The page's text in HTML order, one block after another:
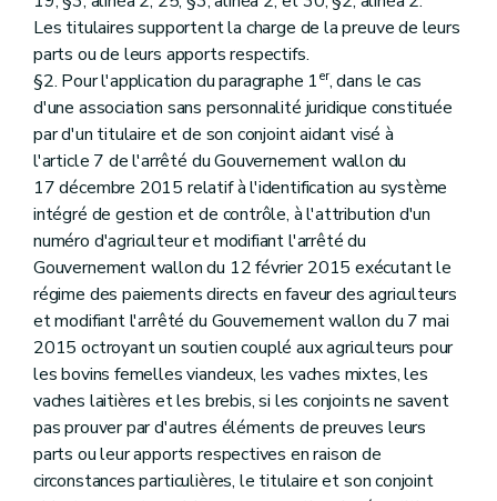
Les titulaires supportent la charge de la preuve de leurs
parts ou de leurs apports respectifs.
§2. Pour l'application du paragraphe 1er, dans le cas
d'une association sans personnalité juridique constituée
par d'un titulaire et de son conjoint aidant visé à
l'article 7 de l'arrêté du Gouvernement wallon du
17 décembre 2015 relatif à l'identification au système
intégré de gestion et de contrôle, à l'attribution d'un
numéro d'agriculteur et modifiant l'arrêté du
Gouvernement wallon du 12 février 2015 exécutant le
régime des paiements directs en faveur des agriculteurs
et modifiant l'arrêté du Gouvernement wallon du 7 mai
2015 octroyant un soutien couplé aux agriculteurs pour
les bovins femelles viandeux, les vaches mixtes, les
vaches laitières et les brebis, si les conjoints ne savent
pas prouver par d'autres éléments de preuves leurs
parts ou leur apports respectives en raison de
circonstances particulières, le titulaire et son conjoint